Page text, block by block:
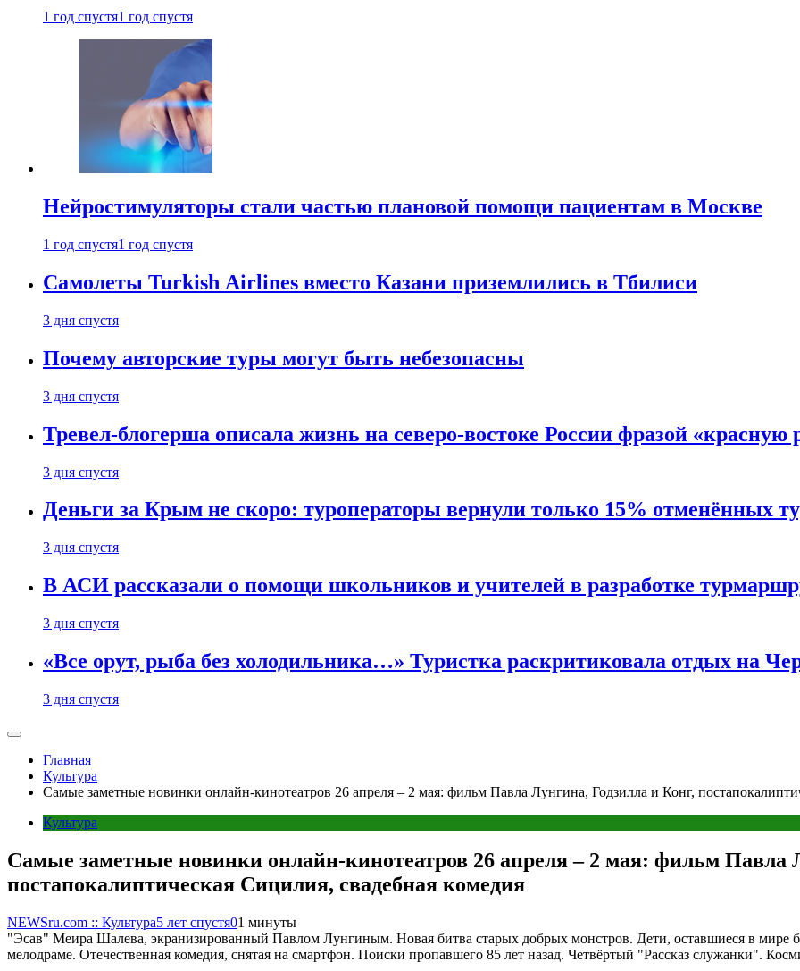
1 год спустя1 год спустя
Нейростимуляторы стали частью плановой помощи пациентам в Москве
1 год спустя1 год спустя
Самолеты Turkish Airlines вместо Казани приземлились в Тбилиси
3 дня спустя
Почему авторские туры могут быть небезопасны
3 дня спустя
Тревел-блогерша описала жизнь на северо-востоке России фразой
3 дня спустя
Деньги за Крым не скоро: туроператоры вернули только 15% отменённых
3 дня спустя
В АСИ рассказали о помощи школьников и учителей в разработке
3 дня спустя
«Все орут, рыба без холодильника…» Туристка раскритиковала отдых на
3 дня спустя
Главная
Культура
Самые заметные новинки онлайн-кинотеатров 26 апреля – 2 мая: фильм Павла Лунгина, Годзилла и Конг,
Культура
Самые заметные новинки онлайн-кинотеатров 26 апреля – 2 мая: фильм Павла
постапокалиптическая Сицилия, свадебная комедия
NEWSru.com :: Культура5 лет спустя01 минуты
"Эсав" Меира Шалева, экранизированный Павлом Лунгиным. Новая битва старых добрых монстров. Дети, оставшиеся в
мелодраме. Отечественная комедия, снятая на смартфон. Поиски пропавшего 85 лет назад. Четвёртый "Рассказ служанки".